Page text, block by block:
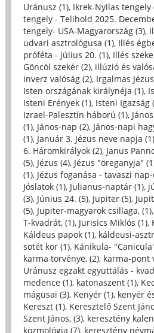
Uránusz (1), Ikrek-Nyilas tengely
tengely - Telihold 2025.
tengely- USA-Magyarország (3),
udvari asztrológusa (1), Illés
próféta - július 20. (1), Illés
Göncöl szekér (2), illúzió és
inverz valóság (2), Irgalmas
Isten országának királynéja (1),
Isteni Erények (1), Isteni Igazság
Izrael-Palesztín háború (1),
(1), János-nap (2), János-napi
(1), Január 3. Jézus neve napja (1)
6. Háromkirályok (2), Janus
(5), Jézus (4), Jézus "öreganyja"
(1), Jézus foganása - tavaszi
Jóslatok (1), Julianus-naptár (1),
(3), Június 24. (5), Jupiter (5),
(5), Jupiter-magyarok csillaga, (1),
T-kvadrát, (1), Jurisics Miklós (1),
Káldeus papok (1), káldeusi-
sötét kor (1), Kánikula-
karma törvénye, (2), karma-pont
Uránusz egzakt együttálás -
medence (1), katonaszent (1),
mágusai (3), Kenyér (1), kenyér
Kereszt (1), Keresztelő Szent
Szent János, (3), keresztény
kozmológia (7), keresztény